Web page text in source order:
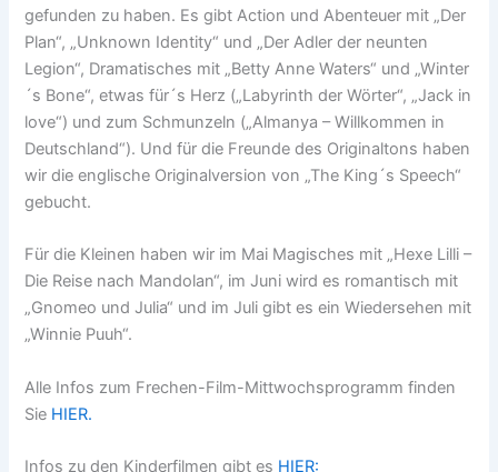
gefunden zu haben. Es gibt Action und Abenteuer mit „Der
Plan“, „Unknown Identity“ und „Der Adler der neunten
Legion“, Dramatisches mit „Betty Anne Waters“ und „Winter
´s Bone“, etwas für´s Herz („Labyrinth der Wörter“, „Jack in
love“) und zum Schmunzeln („Almanya – Willkommen in
Deutschland“). Und für die Freunde des Originaltons haben
wir die englische Originalversion von „The King´s Speech“
gebucht.
Für die Kleinen haben wir im Mai Magisches mit „Hexe Lilli –
Die Reise nach Mandolan“, im Juni wird es romantisch mit
„Gnomeo und Julia“ und im Juli gibt es ein Wiedersehen mit
„Winnie Puuh“.
Alle Infos zum Frechen-Film-Mittwochsprogramm finden
Sie HIER.
Infos zu den Kinderfilmen gibt es HIER: